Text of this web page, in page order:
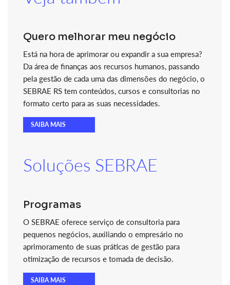
Quero melhorar meu negócio
Está na hora de aprimorar ou expandir a sua empresa?
Da área de finanças aos recursos humanos, passando
pela gestão de cada uma das dimensões do negócio, o
SEBRAE RS tem conteúdos, cursos e consultorias no
formato certo para as suas necessidades.
SAIBA MAIS
Soluções SEBRAE
Programas
O SEBRAE oferece serviço de consultoria para
pequenos negócios, auxiliando o empresário no
aprimoramento de suas práticas de gestão para
otimização de recursos e tomada de decisão.
SAIBA MAIS